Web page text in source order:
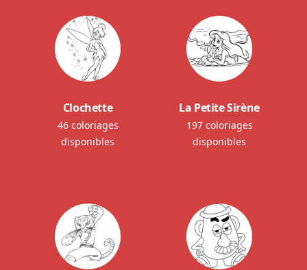
Clochette
46 coloriages
disponibles
La Petite Sirène
197 coloriages
disponibles